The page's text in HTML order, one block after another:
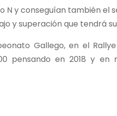
N y conseguían también el
y superación que tendrá
Gallego, en el
pensando en 2018 y en